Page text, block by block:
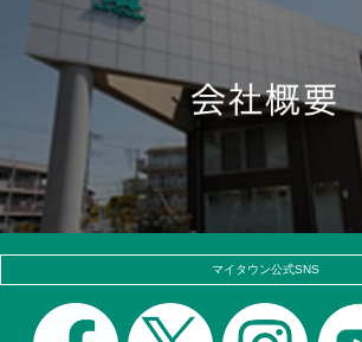
マイタウン公式SNS